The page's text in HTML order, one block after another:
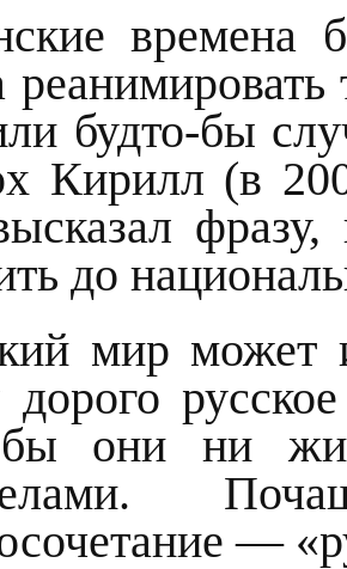
времена
будто-бы
Кирилл (в
до
мир может
дорого
они ни
—